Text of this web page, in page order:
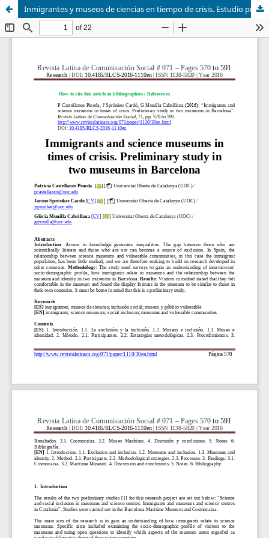
Inmigrantes y museos de ciencias en tiempo de crisis. Estudio preliminar en dos museos de Barcelona